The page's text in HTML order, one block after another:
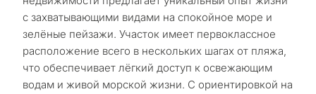
с захватывающими видами на спокойное море и
зелёные пейзажи. Участок имеет первоклассное
расположение всего в нескольких шагах от пляжа,
что обеспечивает лёгкий доступ к освежающим
водам и живой морской жизни. С ориентировкой на